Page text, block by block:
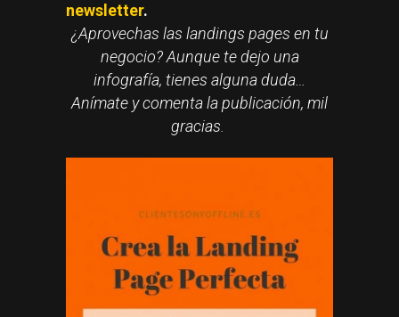
newsletter.
¿Aprovechas las landings pages en tu
negocio? Aunque te dejo una
infografía, tienes alguna duda…
Anímate y comenta la publicación, mil
gracias.